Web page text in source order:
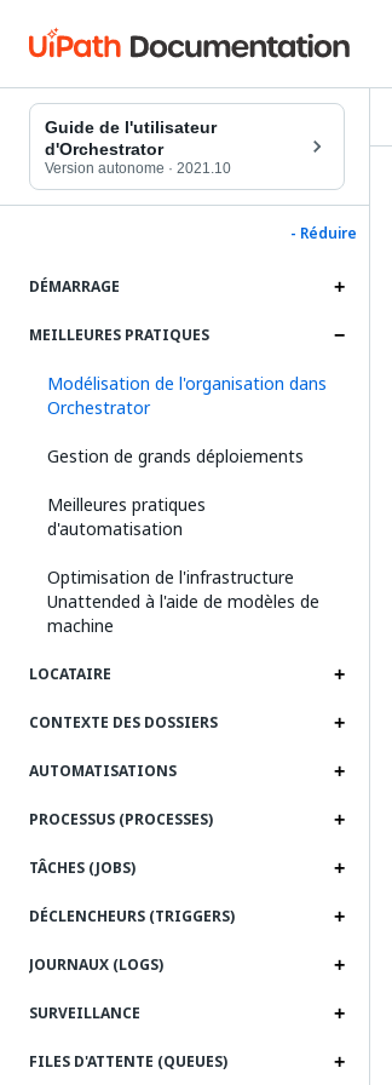
Guide de l'utilisateur
d'Orchestrator
Version autonome · 2021.10
- Réduire
DÉMARRAGE
MEILLEURES PRATIQUES
Modélisation de l'organisation dans
Orchestrator
Gestion de grands déploiements
Meilleures pratiques
d'automatisation
Optimisation de l'infrastructure
Unattended à l'aide de modèles de
machine
LOCATAIRE
CONTEXTE DES DOSSIERS
AUTOMATISATIONS
PROCESSUS (PROCESSES)
TÂCHES (JOBS)
DÉCLENCHEURS (TRIGGERS)
JOURNAUX (LOGS)
SURVEILLANCE
FILES D'ATTENTE (QUEUES)